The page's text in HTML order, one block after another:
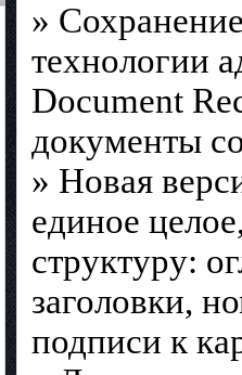
»
технологии
Document
документы
» Новая
единое
структуру:
заголовки,
подписи к